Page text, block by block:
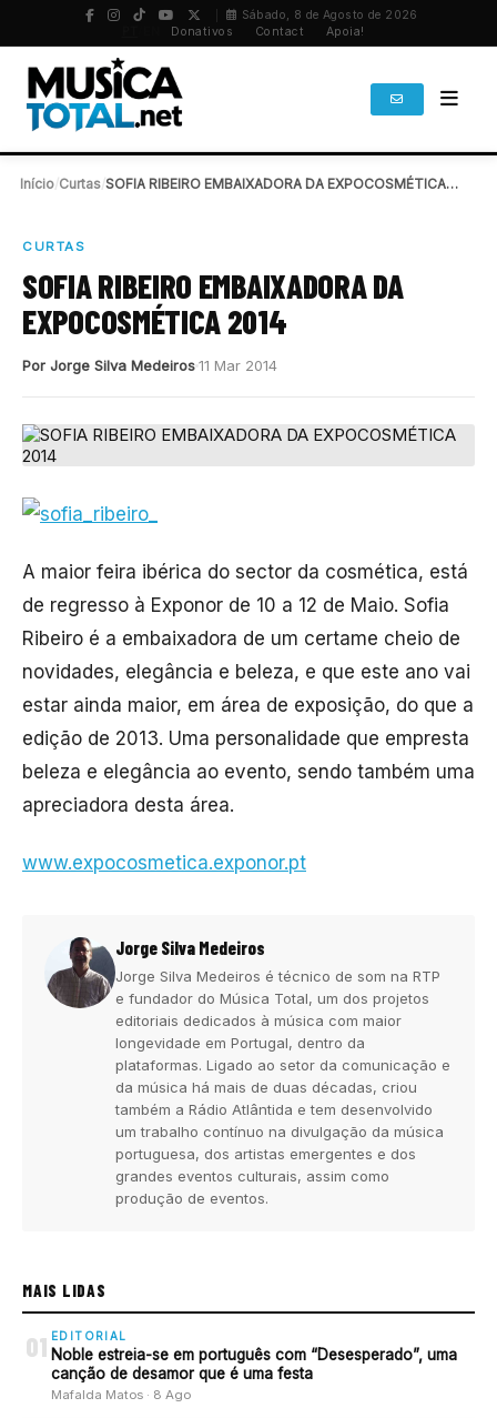
Sábado, 8 de Agosto de 2026
Donativos Contact Apoia!
Início Curtas SOFIA RIBEIRO EMBAIXADORA DA EXPOCOSMÉTICA 2014
CURTAS
SOFIA RIBEIRO EMBAIXADORA DA
EXPOCOSMÉTICA 2014
Por Jorge Silva Medeiros11 Mar 2014
A maior feira ibérica do sector da cosmética, está
de regresso à Exponor de 10 a 12 de Maio. Sofia
Ribeiro é a embaixadora de um certame cheio de
novidades, elegância e beleza, e que este ano vai
estar ainda maior, em área de exposição, do que a
edição de 2013. Uma personalidade que empresta
beleza e elegância ao evento, sendo também uma
apreciadora desta área.
www.expocosmetica.exponor.pt
Jorge Silva Medeiros
Jorge Silva Medeiros é técnico de som na RTP
e fundador do Música Total, um dos projetos
editoriais dedicados à música com maior
longevidade em Portugal, dentro da
plataformas. Ligado ao setor da comunicação e
da música há mais de duas décadas, criou
também a Rádio Atlântida e tem desenvolvido
um trabalho contínuo na divulgação da música
portuguesa, dos artistas emergentes e dos
grandes eventos culturais, assim como
produção de eventos.
MAIS LIDAS
01 EDITORIAL
Noble estreia-se em português com “Desesperado”, uma
canção de desamor que é uma festa
Mafalda Matos · 8 Ago